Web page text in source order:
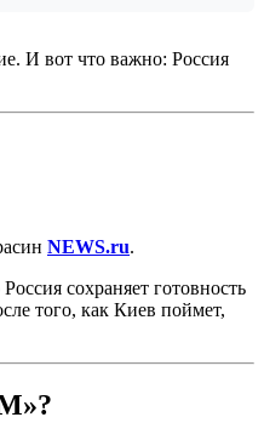
И вот что важно: Россия
NEWS.ru.
сохраняет готовность
того, как Киев поймет,